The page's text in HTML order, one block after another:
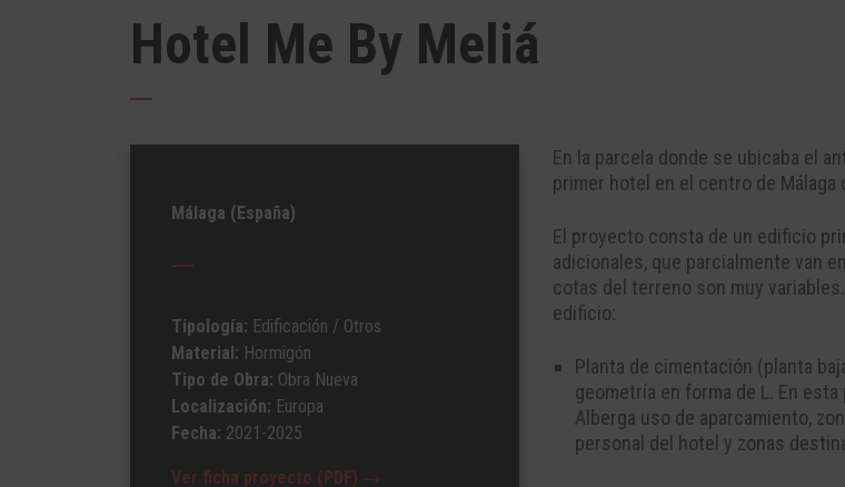
Hotel Me By Meliá
Málaga (España)
Tipología: Edificación / Otros
Material: Hormigón
Tipo de Obra: Obra Nueva
Localización: Europa
Fecha: 2021-2025
Ver ficha proyecto (PDF)
En la parcela donde se ubicaba el
primer hotel en el centro de Málaga
El proyecto consta de un edificio
adicionales, que parcialmente van
cotas del terreno son muy
edificio:
Planta de cimentación (planta
geometría en forma de L. En
Alberga uso de aparcamiento,
personal del hotel y zonas